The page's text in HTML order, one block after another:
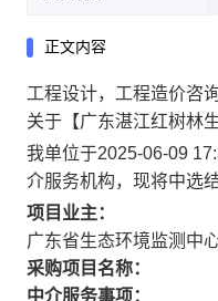
正文内容
工程设计，工程造价咨
关于【广东湛江红树林
我单位于2025-06-09
介服务机构，现将中选
项目业主：
广东省生态环境监测中
采购项目名称：
中介服务事项：